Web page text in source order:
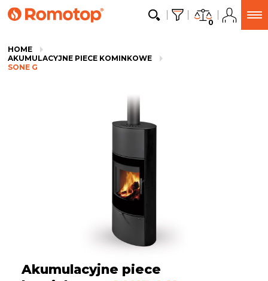
0
HOME
AKUMULACYJNE PIECE KOMINKOWE
SONE G
Akumulacyjne piece